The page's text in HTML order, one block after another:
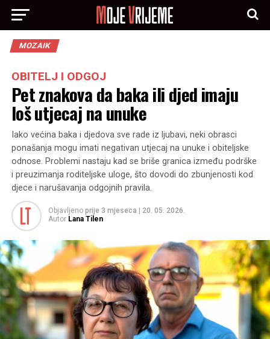
MOZAIK
OBITELJ I ODGOJ
Pet znakova da baka ili djed imaju
loš utjecaj na unuke
Iako većina baka i djedova sve rade iz ljubavi, neki obrasci
ponašanja mogu imati negativan utjecaj na unuke i obiteljske
odnose. Problemi nastaju kad se briše granica između podrške
i preuzimanja roditeljske uloge, što dovodi do zbunjenosti kod
djece i narušavanja odgojnih pravila.
Objavljeno prije 3 mjeseca
20. 05. 2026.
Autor Lana Tilen